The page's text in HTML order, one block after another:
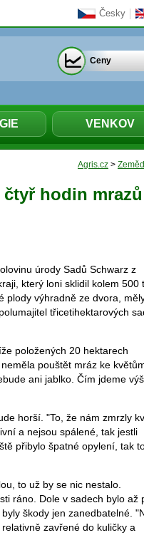
Česky
VENKOV
Ceny
Agris.cz >
hodin mrazů
úrody Sadů Schwarz z
který loni sklidil kolem 500
plody výhradně ze dvora,
třicetihektarových
položených 20 hektarech
pouštět mráz ke
ani jablko. Čím jdeme
horší. "To, že nám zmrzly
a nejsou spálené, tak jestli
přibylo špatné opylení, tak
to už by se nic nestalo.
ráno. Dole v sadech bylo až
škody jen zanedbatelné.
zavřené do kuličky a